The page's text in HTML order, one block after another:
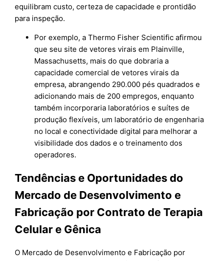
equilibram custo, certeza de capacidade e prontidão
para inspeção.
Por exemplo, a Thermo Fisher Scientific afirmou
que seu site de vetores virais em Plainville,
Massachusetts, mais do que dobraria a
capacidade comercial de vetores virais da
empresa, abrangendo 290.000 pés quadrados e
adicionando mais de 200 empregos, enquanto
também incorporaria laboratórios e suítes de
produção flexíveis, um laboratório de engenharia
no local e conectividade digital para melhorar a
visibilidade dos dados e o treinamento dos
operadores.
Tendências e Oportunidades do
Mercado de Desenvolvimento e
Fabricação por Contrato de Terapia
Celular e Gênica
O Mercado de Desenvolvimento e Fabricação por